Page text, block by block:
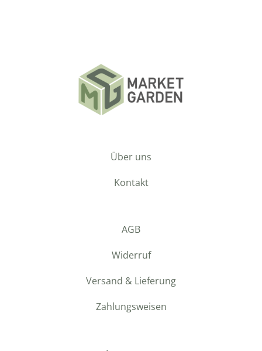
Über uns
Kontakt
AGB
Widerruf
Versand & Lieferung
Zahlungsweisen